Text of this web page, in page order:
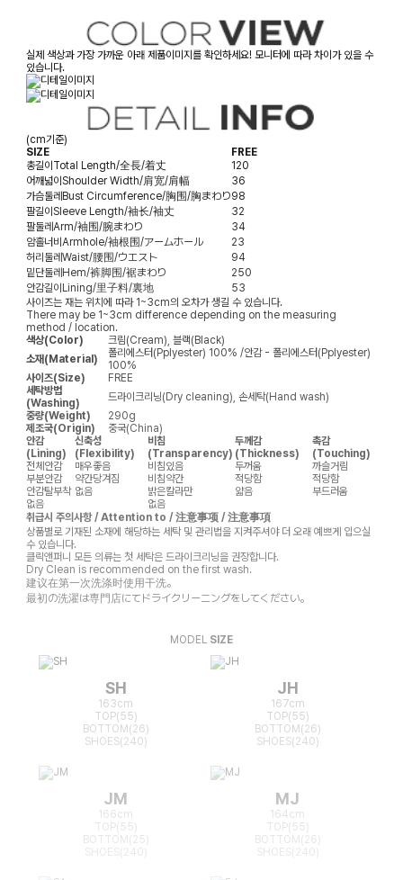
실제 색상과 가장 가까운 아래 제품이미지를 확인하세요! 모니터에 따라 차이가 있을 수
있습니다.
(cm기준)
SIZE
FREE
총길이Total Length/全長/着丈
120
어깨넓이Shoulder Width/肩宽/肩幅
36
가슴둘레Bust Circumference/胸围/胸まわり98
팔길이Sleeve Length/袖长/袖丈
32
팔둘레Arm/袖围/腕まわり
34
암홀너비Armhole/袖根围/アームホール
23
허리둘레Waist/腰围/ウエスト
94
밑단둘레Hem/裤脚围/裾まわり
250
안감길이Lining/里子料/裏地
53
사이즈는 재는 위치에 따라 1~3cm의 오차가 생길 수 있습니다.
There may be 1~3cm difference depending on the measuring
method / location.
색상(Color)
크림(Cream), 블랙(Black)
소재(Material)
폴리에스터(Pplyester) 100% /안감 - 폴리에스터(Pplyester)
100%
사이즈(Size)
FREE
세탁방법
(Washing)
드라이크리닝(Dry cleaning), 손세탁(Hand wash)
중량(Weight)
290g
제조국(Origin)
중국(China)
안감
(Lining)
신축성
(Flexibility)
비침
(Transparency)
두께감
(Thickness)
촉감
(Touching)
전체안감
매우좋음 비침있음 두꺼움
까슬거림
부분안감
약간당겨짐 비침약간 적당함
적당함
안감탈부착 없음 밝은칼라만 얇음
부드러움
없음
없음
취급시 주의사항 / Attention to / 注意事项 / 注意事項
상품별로 기재된 소재에 해당하는 세탁 및 관리법을 지켜주셔야 더 오래 예쁘게 입으실
수 있습니다.
클릭앤퍼니 모든 의류는 첫 세탁은 드라이크리닝을 권장합니다.
Dry Clean is recommended on the first wash.
建议在第一次洗涤时使用干洗。
最初の洗濯は専門店にてドライクリーニングをしてください。
MODEL SIZE
SH
163cm
TOP(55)
BOTTOM(26)
SHOES(240)
JH
167cm
TOP(55)
BOTTOM(26)
SHOES(240)
JM
166cm
TOP(55)
BOTTOM(25)
MJ
164cm
TOP(55)
BOTTOM(26)